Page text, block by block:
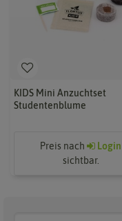
KIDS Mini Anzuchtset
Studentenblume
Preis nach
Login
sichtbar.